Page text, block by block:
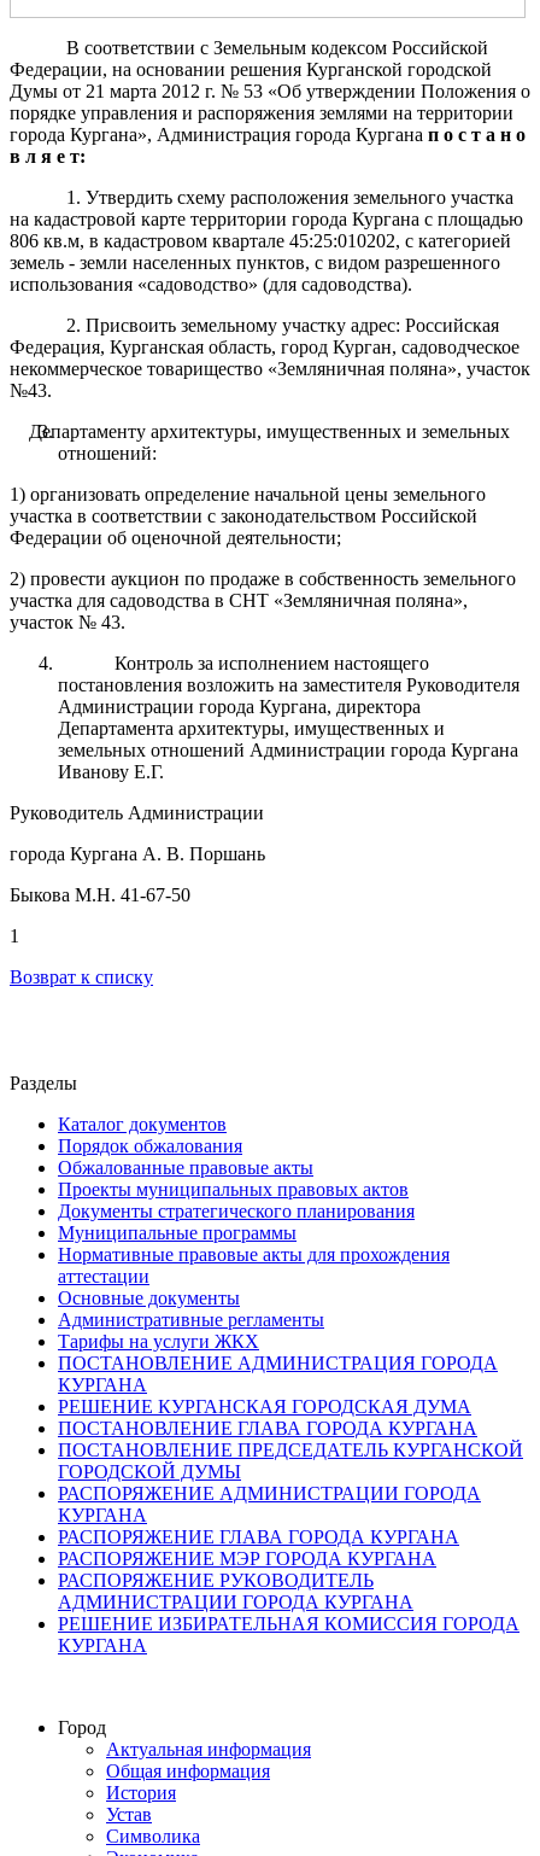
В соответствии с Земельным кодексом Российской
Федерации, на основании решения Курганской городской
Думы от 21 марта 2012 г. № 53 «Об утверждении Положения о
порядке управления и распоряжения землями на территории
города Кургана», Администрация города Кургана п о с т а н о
в л я е т:
1. Утвердить схему расположения земельного участка
на кадастровой карте территории города Кургана с площадью
806 кв.м, в кадастровом квартале 45:25:010202, с категорией
земель - земли населенных пунктов, с видом разрешенного
использования «садоводство» (для садоводства).
2. Присвоить земельному участку адрес: Российская
Федерация, Курганская область, город Курган, садоводческое
некоммерческое товарищество «Земляничная поляна», участок
№43.
Департаменту архитектуры, имущественных и земельных
отношений:
1) организовать определение начальной цены земельного
участка в соответствии с законодательством Российской
Федерации об оценочной деятельности;
2) провести аукцион по продаже в собственность земельного
участка для садоводства в СНТ «Земляничная поляна»,
участок № 43.
Контроль за исполнением настоящего
постановления возложить на заместителя Руководителя
Администрации города Кургана, директора
Департамента архитектуры, имущественных и
земельных отношений Администрации города Кургана
Иванову Е.Г.
Руководитель Администрации
города Кургана А. В. Поршань
Быкова М.Н. 41-67-50
1
Возврат к списку
Разделы
Каталог документов
Порядок обжалования
Обжалованные правовые акты
Проекты муниципальных правовых актов
Документы стратегического планирования
Муниципальные программы
Нормативные правовые акты для прохождения
аттестации
Основные документы
Административные регламенты
Тарифы на услуги ЖКХ
ПОСТАНОВЛЕНИЕ АДМИНИСТРАЦИЯ ГОРОДА
КУРГАНА
РЕШЕНИЕ КУРГАНСКАЯ ГОРОДСКАЯ ДУМА
ПОСТАНОВЛЕНИЕ ГЛАВА ГОРОДА КУРГАНА
ПОСТАНОВЛЕНИЕ ПРЕДСЕДАТЕЛЬ КУРГАНСКОЙ
ГОРОДСКОЙ ДУМЫ
РАСПОРЯЖЕНИЕ АДМИНИСТРАЦИИ ГОРОДА
КУРГАНА
РАСПОРЯЖЕНИЕ ГЛАВА ГОРОДА КУРГАНА
РАСПОРЯЖЕНИЕ МЭР ГОРОДА КУРГАНА
РАСПОРЯЖЕНИЕ РУКОВОДИТЕЛЬ
АДМИНИСТРАЦИИ ГОРОДА КУРГАНА
РЕШЕНИЕ ИЗБИРАТЕЛЬНАЯ КОМИССИЯ ГОРОДА
КУРГАНА
Город
Актуальная информация
Общая информация
История
Устав
Символика